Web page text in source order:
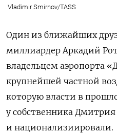
Vladimir Smirnov/TASS
Один из ближайших
миллиардер Аркадий
владельцем аэропорта
крупнейшей частной
которую власти в
у собственника
и национализиировали.